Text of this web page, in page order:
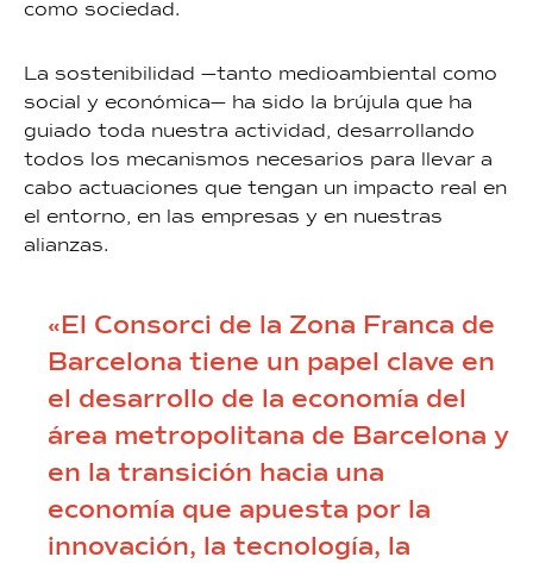
como sociedad.
La sostenibilidad —tanto medioambiental como
social y económica— ha sido la brújula que ha
guiado toda nuestra actividad, desarrollando
todos los mecanismos necesarios para llevar a
cabo actuaciones que tengan un impacto real en
el entorno, en las empresas y en nuestras
alianzas.
«El Consorci de la Zona Franca de
Barcelona tiene un papel clave en
el desarrollo de la economía del
área metropolitana de Barcelona y
en la transición hacia una
economía que apuesta por la
innovación, la tecnología, la